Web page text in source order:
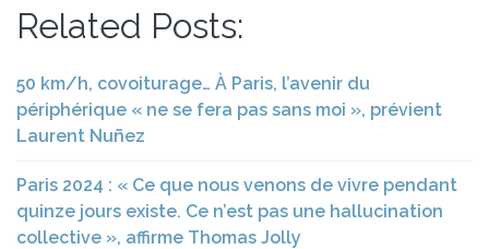
Related Posts:
50 km/h, covoiturage… À Paris, l’avenir du
périphérique « ne se fera pas sans moi », prévient
Laurent Nuñez
Paris 2024 : « Ce que nous venons de vivre pendant
quinze jours existe. Ce n’est pas une hallucination
collective », affirme Thomas Jolly